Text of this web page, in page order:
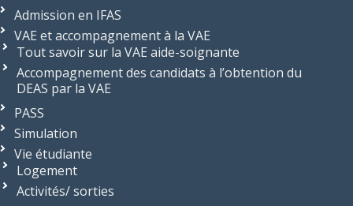
Admission en IFAS
VAE et accompagnement à la VAE
Tout savoir sur la VAE aide-soignante
Accompagnement des candidats à l’obtention du
DEAS par la VAE
PASS
Simulation
Vie étudiante
Logement
Activités/ sorties